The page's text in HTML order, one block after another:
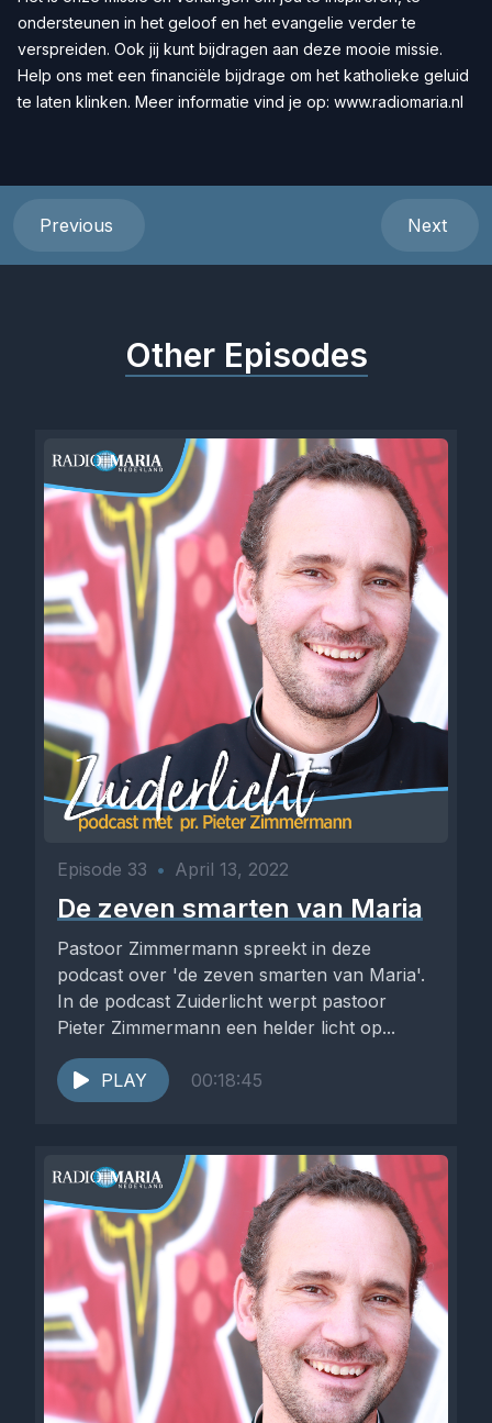
ondersteunen in het geloof en het evangelie verder te
verspreiden. Ook jij kunt bijdragen aan deze mooie missie.
Help ons met een financiële bijdrage om het katholieke geluid
te laten klinken. Meer informatie vind je op: www.radiomaria.nl
Previous Next
Other Episodes
Episode 33 • April 13, 2022
De zeven smarten van Maria
Pastoor Zimmermann spreekt in deze
podcast over 'de zeven smarten van Maria'.
In de podcast Zuiderlicht werpt pastoor
Pieter Zimmermann een helder licht op...
PLAY 00:18:45